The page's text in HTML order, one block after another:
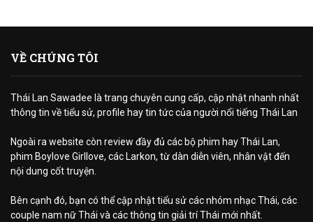
VỀ CHÚNG TÔI
Thái Lan Sawadee là trang chuyên cung cấp, cập nhật nhanh nhất
thông tin về tiểu sử, profile hay tin tức của người nổi tiếng Thái Lan
Ngoài ra website còn review đầy đủ các bộ phim hay Thái Lan,
phim Boylove Girllove, các Larkon, từ dàn diễn viên, nhân vật đến
nội dung cốt truyện.
Bên cạnh đó, bạn có thể cập nhật tiểu sử các nhóm nhạc Thái, các
couple nam nữ Thái và các thông tin giải trí Thái mới nhất.